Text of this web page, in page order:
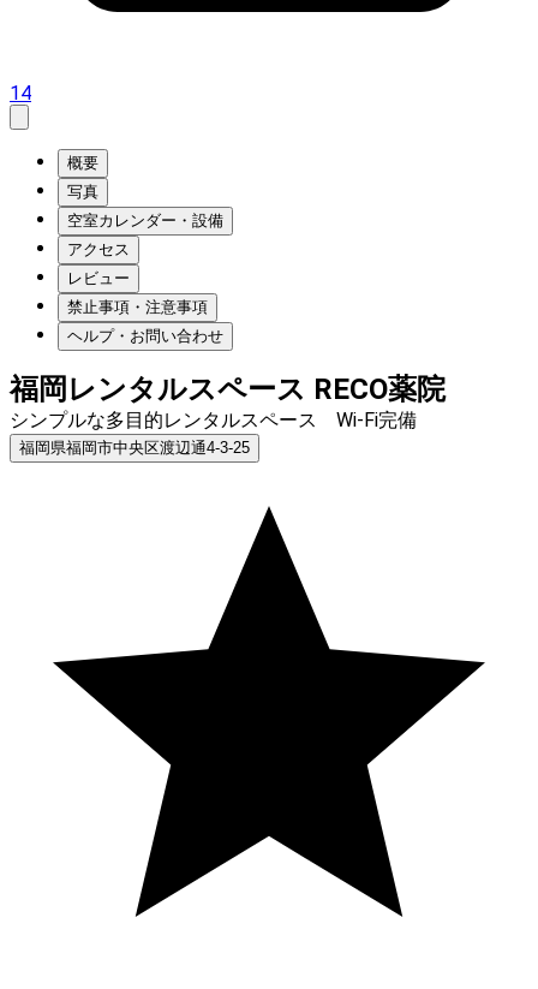
14
概要
写真
空室カレンダー・設備
アクセス
レビュー
禁止事項・注意事項
ヘルプ・お問い合わせ
福岡レンタルスペース RECO薬院
シンプルな多目的レンタルスペース Wi-Fi完備
福岡県福岡市中央区渡辺通4-3-25